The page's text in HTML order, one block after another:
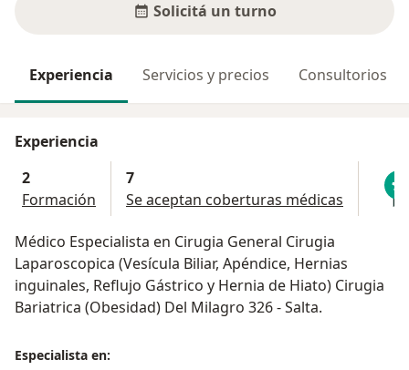
Solicitá un turno
Experiencia Servicios y precios Consultorios
Experiencia
2
Formación
7
Se aceptan coberturas médicas
Médico Especialista en Cirugia General Cirugia
Laparoscopica (Vesícula Biliar, Apéndice, Hernias
inguinales, Reflujo Gástrico y Hernia de Hiato) Cirugia
Bariatrica (Obesidad) Del Milagro 326 - Salta.
Especialista en: